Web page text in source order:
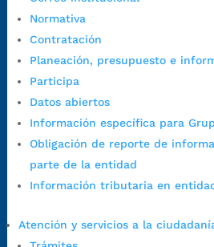
Normativa
Contratación
Planeación, presupuesto e
Participa
Datos abiertos
Información específica para
Obligación de reporte de
parte de la entidad
Información tributaria en
Atención y servicios a la
Lunes a jueves: 7:00 a.m. a 12:00 m y
Viernes: 7:00 a.m. a 5:00 p.m. en
30 minutos de descanso al medio día.
Horario de Atención CAME (Norte):
Dirección:Carrera 12 #16N-84 del barrio
Horario habitual de lunes a viernes en
a.m. a 3:00 p.m.
Teléfono Conmutador:+57 (607) 633
Líneagratuita:+57 (607) 652 55 55
Correo Institucional:
judiciales: